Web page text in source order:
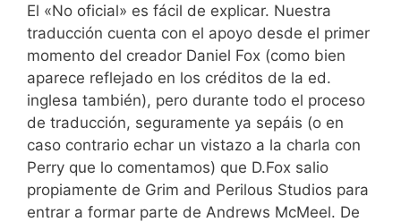
El «No oficial» es fácil de explicar. Nuestra
traducción cuenta con el apoyo desde el primer
momento del creador Daniel Fox (como bien
aparece reflejado en los créditos de la ed.
inglesa también), pero durante todo el proceso
de traducción, seguramente ya sepáis (o en
caso contrario echar un vistazo a la charla con
Perry que lo comentamos) que D.Fox salio
propiamente de Grim and Perilous Studios para
entrar a formar parte de Andrews McMeel. De